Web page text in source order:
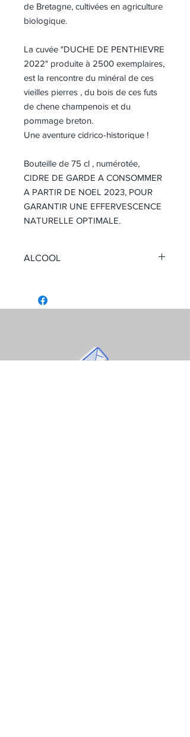
de Bretagne, cultivées en agriculture
biologique.
La cuvée "DUCHE DE PENTHIEVRE
2022" produite à 2500 exemplaires,
est la rencontre du minéral de ces
vieilles pierres , du bois de ces futs
de chene champenois et du
pommage breton.
Une aventure cidrico-historique !
Bouteille de 75 cl , numérotée,
CIDRE DE GARDE A CONSOMMER
A PARTIR DE NOEL 2023, POUR
GARANTIR UNE EFFERVESCENCE
NATURELLE OPTIMALE.
ALCOOL
alcoolisées pendant la grossesse,
L'abus d'alcool est dangereux pour la